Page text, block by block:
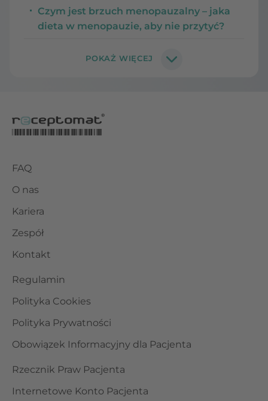
Czym jest brzuch menopauzalny – jaka
dieta w menopauzie, aby nie przytyć?
FAQ
O nas
Kariera
Zespół
Kontakt
Regulamin
Polityka Cookies
Polityka Prywatności
Obowiązek Informacyjny dla Pacjenta
Rzecznik Praw Pacjenta
Internetowe Konto Pacjenta